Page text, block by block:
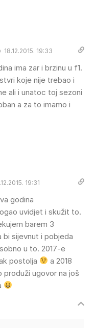
18.12.2015. 19:33
ima zar i brzinu u f1.
koje nije trebao i
ali i unatoc toj sezoni
a za to imamo i
19:31
godina
uvidjet i skužit to.
barem 3
bi sijevnut i pobjeda
u to. 2017-e
postolja
a 2018
produži ugovor na još